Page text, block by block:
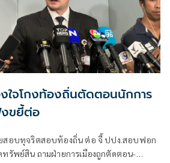
ใจโกงท้องถิ่นตัดตอนนักการ
ขยี้ต่อ
สอบทุจริตสอบท้องถิ่น ต่อ จี้ ปปง.สอบฟอก
ดทรัพย์สิน ถามฝ่ายการเมืองถูกตัดตอน-